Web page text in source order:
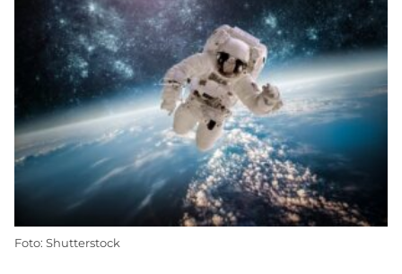
Foto: Shutterstock